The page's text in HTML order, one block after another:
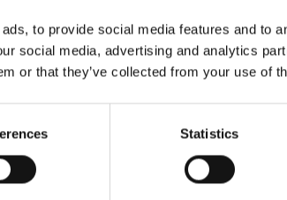
to provide social media features and to
social media, advertising and analytics
or that they’ve collected from your use of
Statistics
en
bedrijfsomstandigheden en je
de taakverdeling duidelijk afgesproken
leiden tot een eerlijke onderhandeling